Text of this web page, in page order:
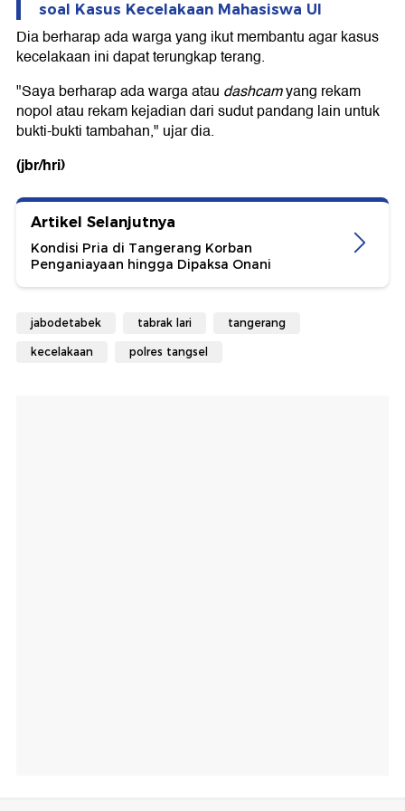
soal Kasus Kecelakaan Mahasiswa UI
Dia berharap ada warga yang ikut membantu agar kasus
kecelakaan ini dapat terungkap terang.
"Saya berharap ada warga atau dashcamyang rekam
nopol atau rekam kejadian dari sudut pandang lain untuk
bukti-bukti tambahan," ujar dia.
(jbr/hri)
Artikel Selanjutnya
Kondisi Pria di Tangerang Korban
Penganiayaan hingga Dipaksa Onani
jabodetabek tabrak lari tangerang
kecelakaan polres tangsel